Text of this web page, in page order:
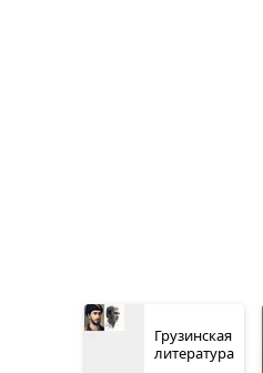
Грузинская
литература